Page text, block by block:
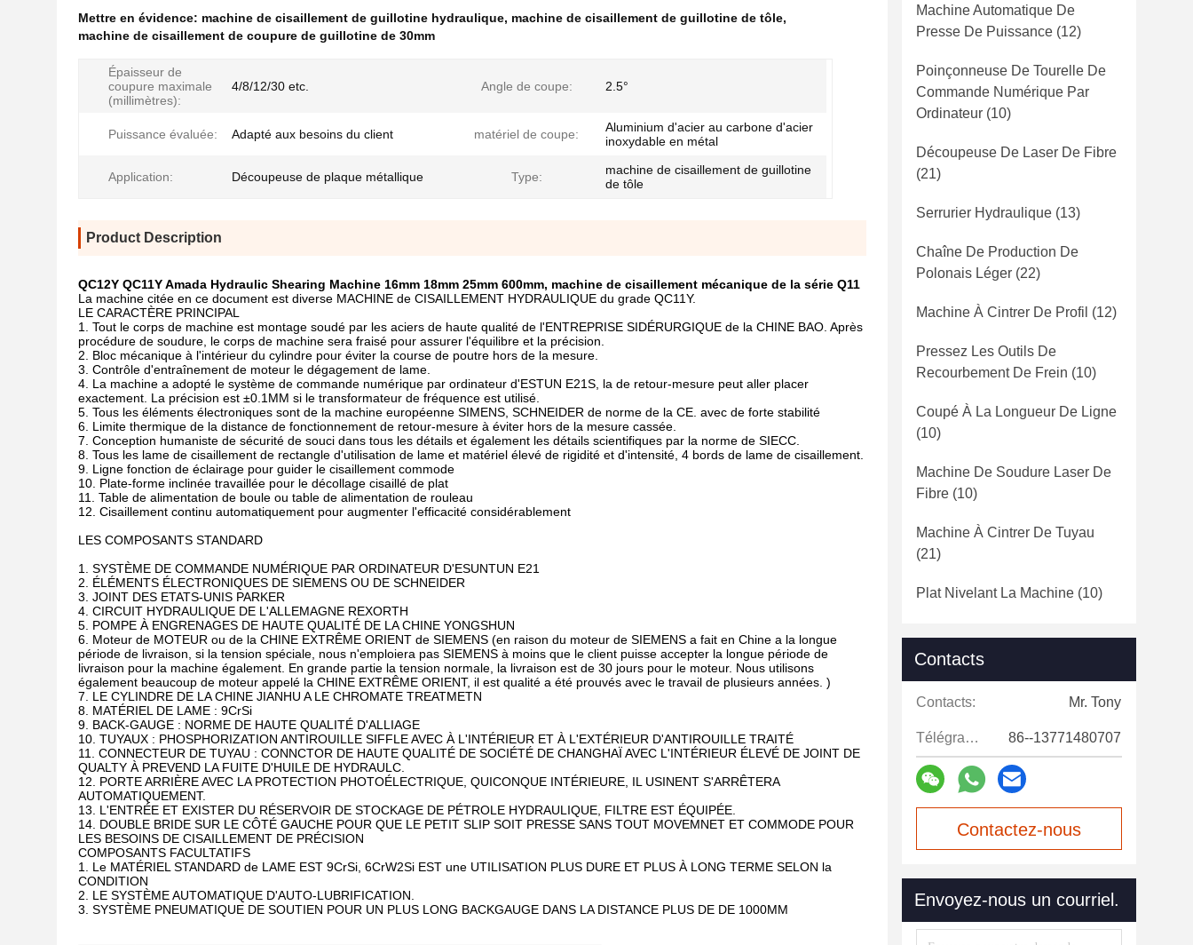
Mettre en évidence: machine de cisaillement de guillotine hydraulique, machine de cisaillement de guillotine de tôle,
machine de cisaillement de coupure de guillotine de 30mm
Épaisseur de
coupure maximale
(millimètres):
4/8/12/30 etc. Angle de coupe: 2.5°
Puissance évaluée: Adapté aux besoins du client matériel de coupe:
Aluminium d'acier au carbone d'acier
inoxydable en métal
Application: Découpeuse de plaque métallique Type:
machine de cisaillement de guillotine
de tôle
Product Description
QC12Y QC11Y Amada Hydraulic Shearing Machine 16mm 18mm 25mm 600mm, machine de cisaillement mécanique de la série Q11
La machine citée en ce document est diverse MACHINE de CISAILLEMENT HYDRAULIQUE du grade QC11Y.
LE CARACTÈRE PRINCIPAL
1. Tout le corps de machine est montage soudé par les aciers de haute qualité de l'ENTREPRISE SIDÉRURGIQUE de la CHINE BAO. Après
procédure de soudure, le corps de machine sera fraisé pour assurer l'équilibre et la précision.
2. Bloc mécanique à l'intérieur du cylindre pour éviter la course de poutre hors de la mesure.
3. Contrôle d'entraînement de moteur le dégagement de lame.
4. La machine a adopté le système de commande numérique par ordinateur d'ESTUN E21S, la de retour-mesure peut aller placer
exactement. La précision est ±0.1MM si le transformateur de fréquence est utilisé.
5. Tous les éléments électroniques sont de la machine européenne SIMENS, SCHNEIDER de norme de la CE. avec de forte stabilité
6. Limite thermique de la distance de fonctionnement de retour-mesure à éviter hors de la mesure cassée.
7. Conception humaniste de sécurité de souci dans tous les détails et également les détails scientifiques par la norme de SIECC.
8. Tous les lame de cisaillement de rectangle d'utilisation de lame et matériel élevé de rigidité et d'intensité, 4 bords de lame de cisaillement.
9. Ligne fonction de éclairage pour guider le cisaillement commode
10. Plate-forme inclinée travaillée pour le décollage cisaillé de plat
11. Table de alimentation de boule ou table de alimentation de rouleau
12. Cisaillement continu automatiquement pour augmenter l'efficacité considérablement
LES COMPOSANTS STANDARD
1. SYSTÈME DE COMMANDE NUMÉRIQUE PAR ORDINATEUR D'ESUNTUN E21
2. ÉLÉMENTS ÉLECTRONIQUES DE SIEMENS OU DE SCHNEIDER
3. JOINT DES ETATS-UNIS PARKER
4. CIRCUIT HYDRAULIQUE DE L'ALLEMAGNE REXORTH
5. POMPE À ENGRENAGES DE HAUTE QUALITÉ DE LA CHINE YONGSHUN
6. Moteur de MOTEUR ou de la CHINE EXTRÊME ORIENT de SIEMENS (en raison du moteur de SIEMENS a fait en Chine a la longue
période de livraison, si la tension spéciale, nous n'emploiera pas SIEMENS à moins que le client puisse accepter la longue période de
livraison pour la machine également. En grande partie la tension normale, la livraison est de 30 jours pour le moteur. Nous utilisons
également beaucoup de moteur appelé la CHINE EXTRÊME ORIENT, il est qualité a été prouvés avec le travail de plusieurs années. )
7. LE CYLINDRE DE LA CHINE JIANHU A LE CHROMATE TREATMETN
8. MATÉRIEL DE LAME : 9CrSi
9. BACK-GAUGE : NORME DE HAUTE QUALITÉ D'ALLIAGE
10. TUYAUX : PHOSPHORIZATION ANTIROUILLE SIFFLE AVEC À L'INTÉRIEUR ET À L'EXTÉRIEUR D'ANTIROUILLE TRAITÉ
11. CONNECTEUR DE TUYAU : CONNCTOR DE HAUTE QUALITÉ DE SOCIÉTÉ DE CHANGHAÏ AVEC L'INTÉRIEUR ÉLEVÉ DE JOINT DE
QUALTY À PREVEND LA FUITE D'HUILE DE HYDRAULC.
12. PORTE ARRIÈRE AVEC LA PROTECTION PHOTOÉLECTRIQUE, QUICONQUE INTÉRIEURE, IL USINENT S'ARRÊTERA
AUTOMATIQUEMENT.
13. L'ENTRÉE ET EXISTER DU RÉSERVOIR DE STOCKAGE DE PÉTROLE HYDRAULIQUE, FILTRE EST ÉQUIPÉE.
14. DOUBLE BRIDE SUR LE CÔTÉ GAUCHE POUR QUE LE PETIT SLIP SOIT PRESSE SANS TOUT MOVEMNET ET COMMODE POUR
LES BESOINS DE CISAILLEMENT DE PRÉCISION
COMPOSANTS FACULTATIFS
1. Le MATÉRIEL STANDARD de LAME EST 9CrSi, 6CrW2Si EST une UTILISATION PLUS DURE ET PLUS À LONG TERME SELON la
CONDITION
2. LE SYSTÈME AUTOMATIQUE D'AUTO-LUBRIFICATION.
3. SYSTÈME PNEUMATIQUE DE SOUTIEN POUR UN PLUS LONG BACKGAUGE DANS LA DISTANCE PLUS DE DE 1000MM
Machine Automatique De
Presse De Puissance (12)
Poinçonneuse De Tourelle De
Commande Numérique Par
Ordinateur (10)
Découpeuse De Laser De Fibre
(21)
Serrurier Hydraulique (13)
Chaîne De Production De
Polonais Léger (22)
Machine À Cintrer De Profil (12)
Pressez Les Outils De
Recourbement De Frein (10)
Coupé À La Longueur De Ligne
(10)
Machine De Soudure Laser De
Fibre (10)
Machine À Cintrer De Tuyau
(21)
Plat Nivelant La Machine (10)
Contacts
Contacts: Mr. Tony
Télégramme: 86--13771480707
Contactez-nous
Envoyez-nous un courriel.